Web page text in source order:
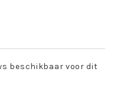
eigenschappen
om klachten zoals
te gaan.
beschikbaar voor dit